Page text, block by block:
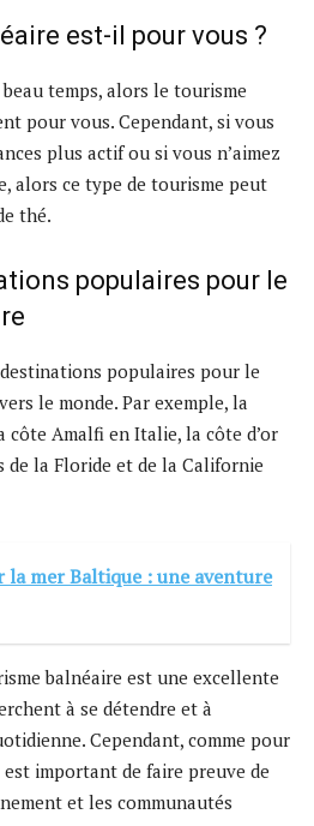
est-il pour vous ?
temps, alors le tourisme
pour vous. Cependant, si vous
plus actif ou si vous n’aimez
alors ce type de tourisme peut
thé.
populaires pour le
populaires pour le
le monde. Par exemple, la
côte Amalfi en Italie, la côte d’or
de la Floride et de la Californie
la mer Baltique : une aventure
balnéaire est une excellente
à se détendre et à
Cependant, comme pour
important de faire preuve de
et les communautés